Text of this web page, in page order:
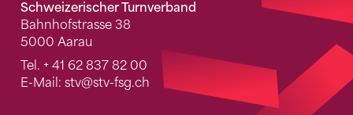
Schweizerischer Turnverband
Bahnhofstrasse 38
5000 Aarau
Tel. + 41 62 837 82 00
E-Mail: stv@stv-fsg.ch